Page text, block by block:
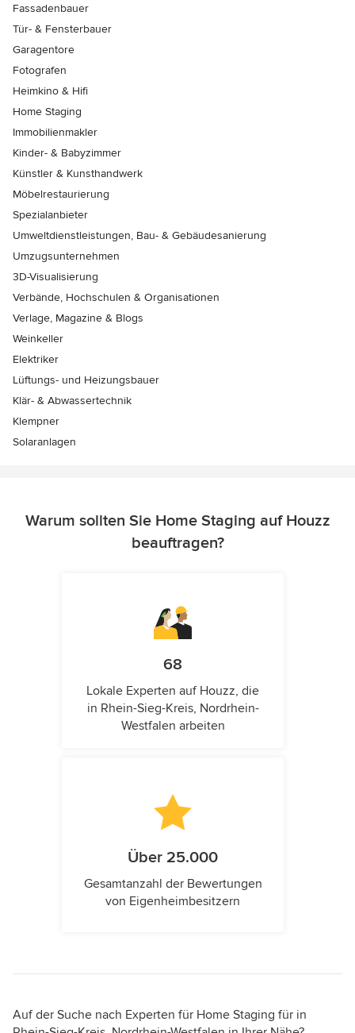
Fassadenbauer
Tür- & Fensterbauer
Garagentore
Fotografen
Heimkino & Hifi
Home Staging
Immobilienmakler
Kinder- & Babyzimmer
Künstler & Kunsthandwerk
Möbelrestaurierung
Spezialanbieter
Umweltdienstleistungen, Bau- & Gebäudesanierung
Umzugsunternehmen
3D-Visualisierung
Verbände, Hochschulen & Organisationen
Verlage, Magazine & Blogs
Weinkeller
Elektriker
Lüftungs- und Heizungsbauer
Klär- & Abwassertechnik
Klempner
Solaranlagen
Warum sollten Sie Home Staging auf Houzz
beauftragen?
68
Lokale Experten auf Houzz, die
in Rhein-Sieg-Kreis, Nordrhein-
Westfalen arbeiten
Über 25.000
Gesamtanzahl der Bewertungen
von Eigenheimbesitzern
Auf der Suche nach Experten für Home Staging für in